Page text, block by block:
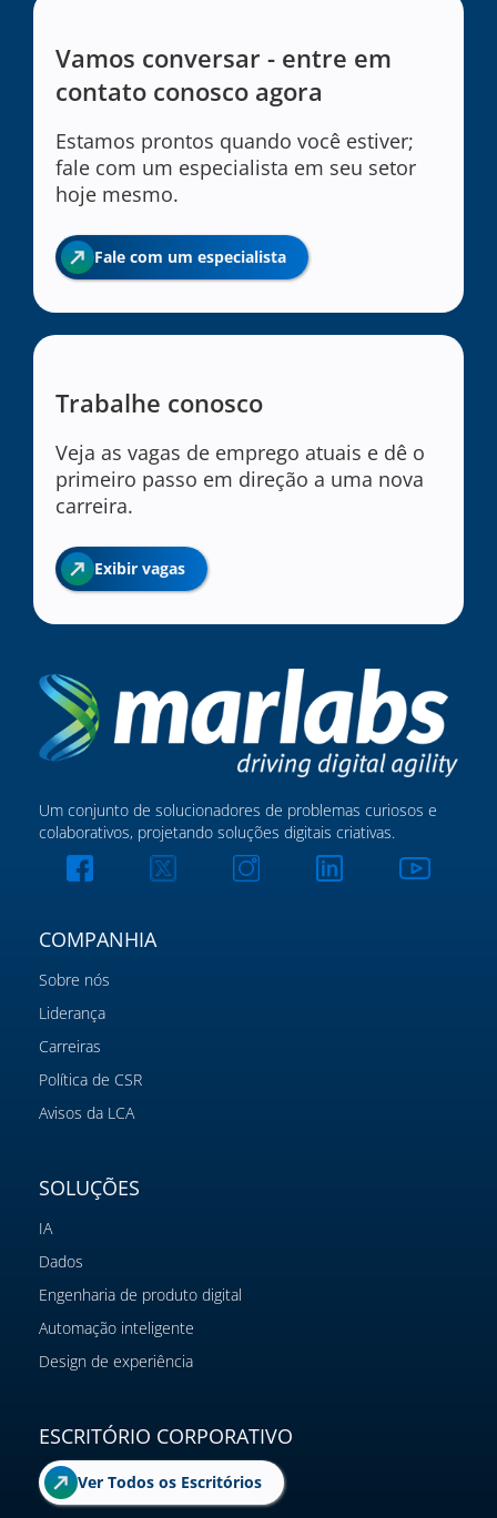
Vamos conversar - entre em
contato conosco agora
Estamos prontos quando você estiver;
fale com um especialista em seu setor
hoje mesmo.
Fale com um especialista
Trabalhe conosco
Veja as vagas de emprego atuais e dê o
primeiro passo em direção a uma nova
carreira.
Exibir vagas
Um conjunto de solucionadores de problemas curiosos e
colaborativos, projetando soluções digitais criativas.
COMPANHIA
Sobre nós
Liderança
Carreiras
Política de CSR
Avisos da LCA
SOLUÇÕES
IA
Dados
Engenharia de produto digital
Automação inteligente
Design de experiência
ESCRITÓRIO CORPORATIVO
Ver Todos os Escritórios